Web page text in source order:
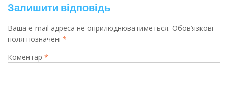
Залишити відповідь
Ваша e-mail адреса не оприлюднюватиметься. Обов’язкові
поля позначені *
Коментар *